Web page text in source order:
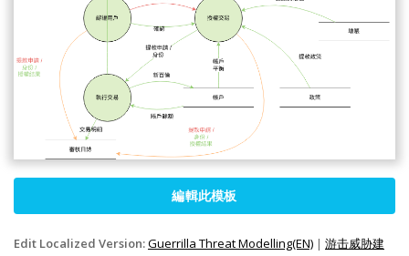
編輯此模板
Edit Localized Version:Guerrilla Threat Modelling(EN) | 游击威胁建